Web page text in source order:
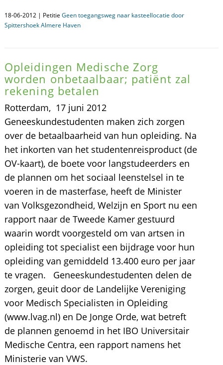
18-06-2012 | Petitie Geen toegangsweg naar kasteellocatie door
Spittershoek Almere Haven
Opleidingen Medische Zorg
worden onbetaalbaar; patiënt zal
rekening betalen
Rotterdam, 17 juni 2012 
Geneeskundestudenten maken zich zorgen
over de betaalbaarheid van hun opleiding. Na
het inkorten van het studentenreisproduct (de
OV-kaart), de boete voor langstudeerders en
de plannen om het sociaal leenstelsel in te
voeren in de masterfase, heeft de Minister
van Volksgezondheid, Welzijn en Sport nu een
rapport naar de Tweede Kamer gestuurd
waarin wordt voorgesteld om van artsen in
opleiding tot specialist een bijdrage voor hun
opleiding van gemiddeld 13.400 euro per jaar
te vragen. Geneeskundestudenten delen de
zorgen, geuit door de Landelijke Vereniging
voor Medisch Specialisten in Opleiding
(www.lvag.nl) en De Jonge Orde, wat betreft
de plannen genoemd in het IBO Universitair
Medische Centra, een rapport namens het
Ministerie van VWS.